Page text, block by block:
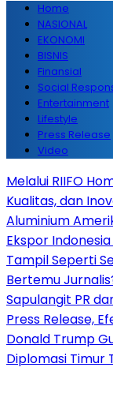
Home
NASIONAL
EKONOMI
BISNIS
Finansial
Social
Entertainment
Lifestyle
Press Release
Video
Melalui RIIFO
Kualitas, dan
Aluminium
Ekspor
Tampil Seperti
Bertemu
Sapulangit PR
Press Release,
Donald Trump
Diplomasi Timur